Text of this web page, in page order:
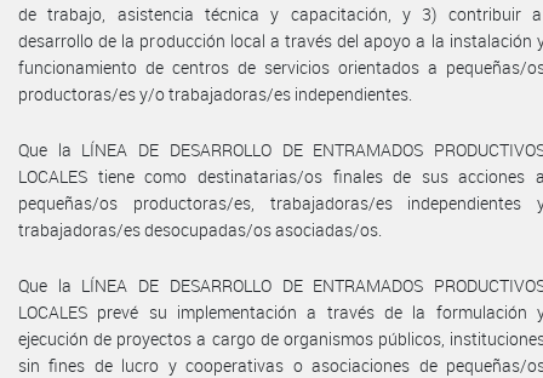
de trabajo, asistencia técnica y capacitación, y 3) contribuir
desarrollo de la producción local a través del apoyo a la instalación
funcionamiento de centros de servicios orientados a pequeñas/
productoras/es y/o trabajadoras/es independientes.
Que la LÍNEA DE DESARROLLO DE ENTRAMADOS
LOCALES tiene como destinatarias/os finales de sus acciones
pequeñas/os productoras/es, trabajadoras/es independientes
trabajadoras/es desocupadas/os asociadas/os.
Que la LÍNEA DE DESARROLLO DE ENTRAMADOS
LOCALES prevé su implementación a través de la formulación
ejecución de proyectos a cargo de organismos públicos,
sin fines de lucro y cooperativas o asociaciones de pequeñas/